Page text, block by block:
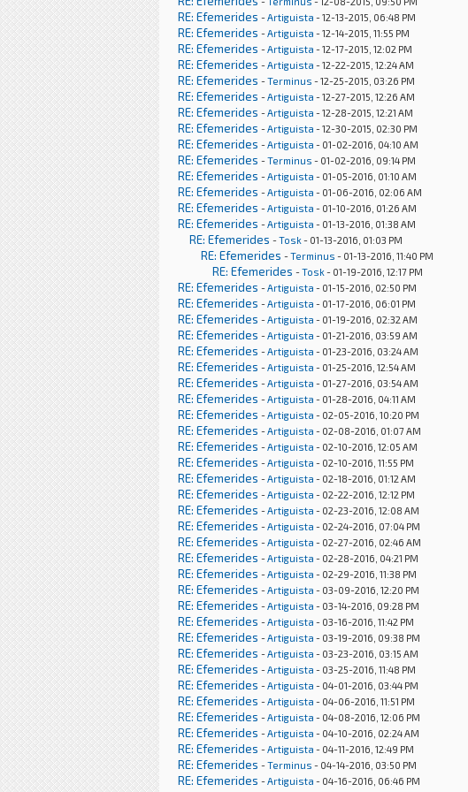
RE: Efemerides -Artiguista - 12-13-2015, 06:48 PM
RE: Efemerides -Artiguista - 12-14-2015, 11:55 PM
RE: Efemerides -Artiguista - 12-17-2015, 12:02 PM
RE: Efemerides -Artiguista - 12-22-2015, 12:24 AM
RE: Efemerides -Terminus - 12-25-2015, 03:26 PM
RE: Efemerides -Artiguista - 12-27-2015, 12:26 AM
RE: Efemerides -Artiguista - 12-28-2015, 12:21 AM
RE: Efemerides -Artiguista - 12-30-2015, 02:30 PM
RE: Efemerides -Artiguista - 01-02-2016, 04:10 AM
RE: Efemerides -Terminus - 01-02-2016, 09:14 PM
RE: Efemerides -Artiguista - 01-05-2016, 01:10 AM
RE: Efemerides -Artiguista - 01-06-2016, 02:06 AM
RE: Efemerides -Artiguista - 01-10-2016, 01:26 AM
RE: Efemerides -Artiguista - 01-13-2016, 01:38 AM
RE: Efemerides -Tosk- 01-13-2016, 01:03 PM
RE: Efemerides -Terminus - 01-13-2016, 11:40 PM
RE: Efemerides -Tosk- 01-19-2016, 12:17 PM
RE: Efemerides -Artiguista - 01-15-2016, 02:50 PM
RE: Efemerides -Artiguista - 01-17-2016, 06:01 PM
RE: Efemerides -Artiguista - 01-19-2016, 02:32 AM
RE: Efemerides -Artiguista - 01-21-2016, 03:59 AM
RE: Efemerides -Artiguista - 01-23-2016, 03:24 AM
RE: Efemerides -Artiguista - 01-25-2016, 12:54 AM
RE: Efemerides -Artiguista - 01-27-2016, 03:54 AM
RE: Efemerides -Artiguista - 01-28-2016, 04:11 AM
RE: Efemerides -Artiguista - 02-05-2016, 10:20 PM
RE: Efemerides -Artiguista - 02-08-2016, 01:07 AM
RE: Efemerides -Artiguista - 02-10-2016, 12:05 AM
RE: Efemerides -Artiguista - 02-10-2016, 11:55 PM
RE: Efemerides -Artiguista - 02-18-2016, 01:12 AM
RE: Efemerides -Artiguista - 02-22-2016, 12:12 PM
RE: Efemerides -Artiguista - 02-23-2016, 12:08 AM
RE: Efemerides -Artiguista - 02-24-2016, 07:04 PM
RE: Efemerides -Artiguista - 02-27-2016, 02:46 AM
RE: Efemerides -Artiguista - 02-28-2016, 04:21 PM
RE: Efemerides -Artiguista - 02-29-2016, 11:38 PM
RE: Efemerides -Artiguista - 03-09-2016, 12:20 PM
RE: Efemerides -Artiguista - 03-14-2016, 09:28 PM
RE: Efemerides -Artiguista - 03-16-2016, 11:42 PM
RE: Efemerides -Artiguista - 03-19-2016, 09:38 PM
RE: Efemerides -Artiguista - 03-23-2016, 03:15 AM
RE: Efemerides -Artiguista - 03-25-2016, 11:48 PM
RE: Efemerides -Artiguista - 04-01-2016, 03:44 PM
RE: Efemerides -Artiguista - 04-06-2016, 11:51 PM
RE: Efemerides -Artiguista - 04-08-2016, 12:06 PM
RE: Efemerides -Artiguista - 04-10-2016, 02:24 AM
RE: Efemerides -Artiguista - 04-11-2016, 12:49 PM
RE: Efemerides -Terminus - 04-14-2016, 03:50 PM
RE: Efemerides -Artiguista - 04-16-2016, 06:46 PM